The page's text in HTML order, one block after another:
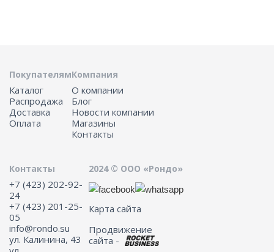
Покупателям
Каталог
Распродажа
Доставка
Оплата
Компания
О компании
Блог
Новости компании
Магазины
Контакты
Контакты
+7 (423) 202-92-
24
+7 (423) 201-25-
05
info@rondo.su
ул. Калинина, 43
2024 © ООО «Рондо»
Карта сайта
Продвижение
сайта -